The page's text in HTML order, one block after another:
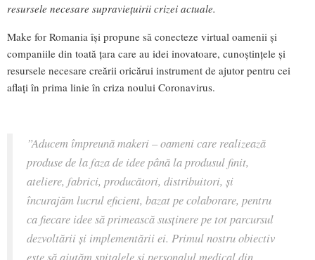
resursele necesare supraviețuirii crizei actuale.
Make for Romania își propune să conecteze virtual oamenii și
companiile din toată țara care au idei inovatoare, cunoștințele și
resursele necesare creării oricărui instrument de ajutor pentru cei
aflați în prima linie în criza noului Coronavirus.
”Aducem împreună makeri – oameni care realizează
produse de la faza de idee până la produsul finit,
ateliere, fabrici, producători, distribuitori, și
încurajăm lucrul eficient, bazat pe colaborare, pentru
ca fiecare idee să primească susținere pe tot parcursul
dezvoltării și implementării ei. Primul nostru obiectiv
este să ajutăm spitalele și personalul medical din